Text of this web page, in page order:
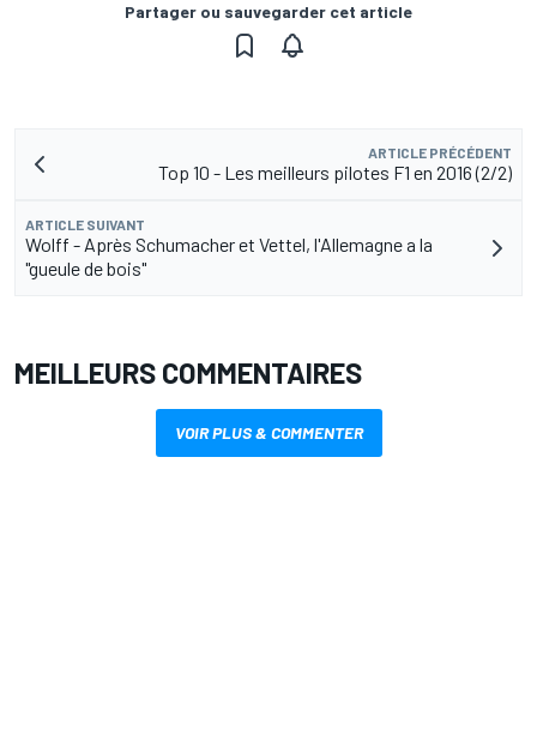
Partager ou sauvegarder cet article
ARTICLE PRÉCÉDENT
Top 10 - Les meilleurs pilotes F1 en 2016 (2/2)
ARTICLE SUIVANT
Wolff - Après Schumacher et Vettel, l'Allemagne a la
"gueule de bois"
MEILLEURS COMMENTAIRES
VOIR PLUS & COMMENTER